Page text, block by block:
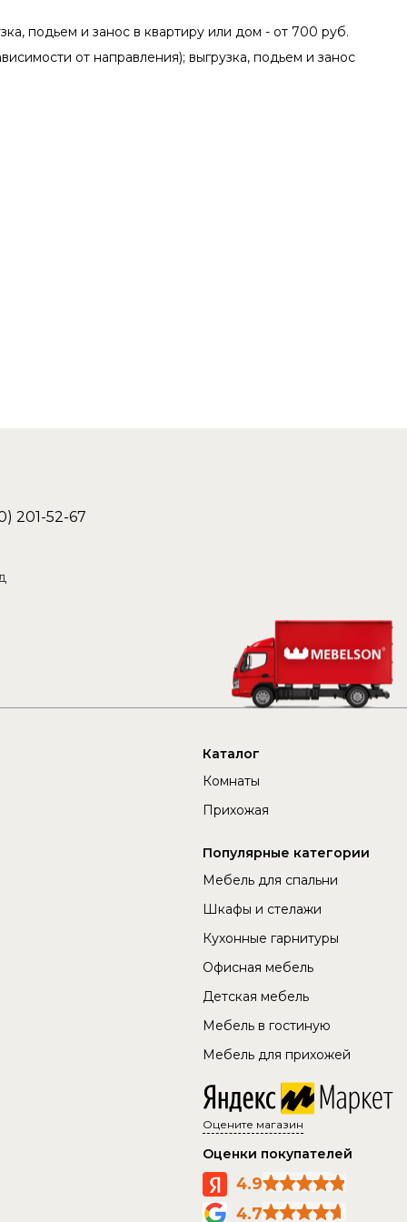
подьем и занос в квартиру или дом - от 700 руб.
от направления); выгрузка, подьем и занос
201-52-67
Каталог
Комнаты
Прихожая
Популярные категории
Мебель для спальни
Шкафы и стелажи
Кухонные гарнитуры
Офисная мебель
Детская мебель
Мебель в гостиную
Мебель для прихожей
Оцените магазин
Оценки покупателей
4.9
4.7